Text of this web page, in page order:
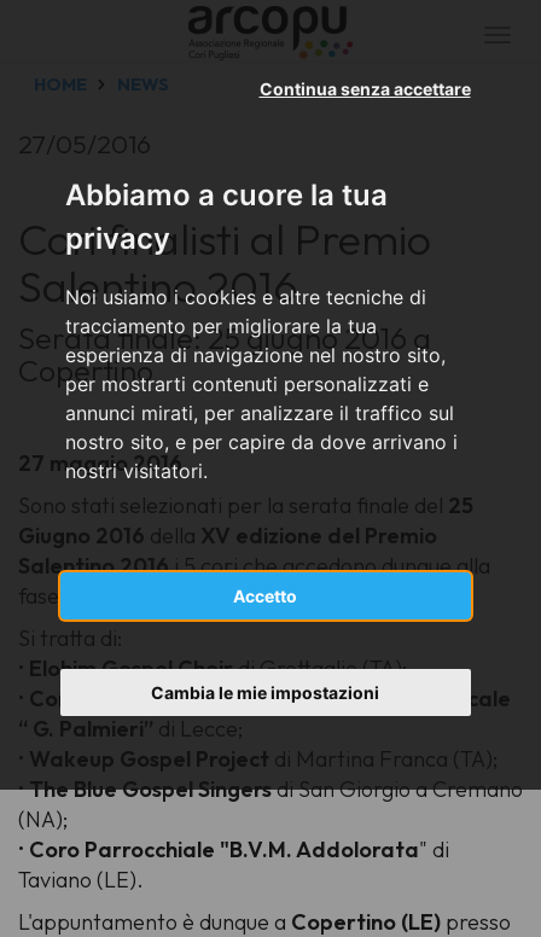
Abbiamo a cuore la tua
privacy
Noi usiamo i cookies e altre tecniche di
tracciamento per migliorare la tua
esperienza di navigazione nel nostro sito,
per mostrarti contenuti personalizzati e
annunci mirati, per analizzare il traffico sul
nostro sito, e per capire da dove arrivano i
nostri visitatori.
Accetto
Continua senza accettare
Cambia le mie impostazioni
HOME NEWS
27/05/2016
Cori finalisti al Premio
Salentino 2016
Serata finale: 25 giugno 2016 a
Copertino
27 maggio 2016
Sono stati selezionati per la serata finale del 25
Giugno 2016 della XV edizione del Premio
Salentino 2016i 5 cori che accedono dunque alla
fase finale.
Si tratta di:
• Elohim Gospel Choirdi Grottaglie (TA);
• Coro Studentesco del Liceo Classico e Musicale
“ G. Palmieri” di Lecce;
• Wakeup Gospel Project di Martina Franca (TA);
•The Blue Gospel Singersdi San Giorgio a Cremano
(NA);
• Coro Parrocchiale "B.V.M. Addolorata" di
Taviano (LE).
L'appuntamento è dunque a Copertino (LE) presso